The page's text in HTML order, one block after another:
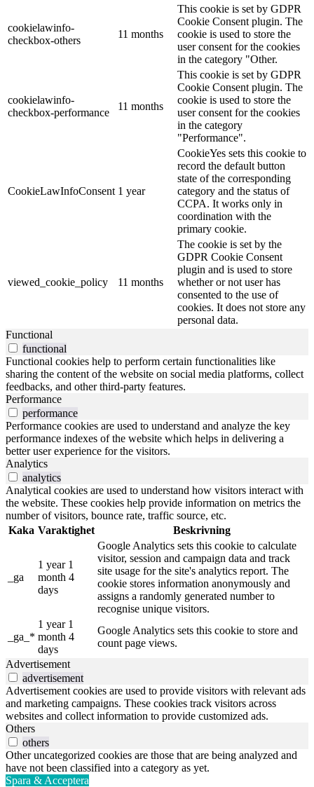
cookielawinfo-
checkbox-others
11 months
This cookie is set by GDPR
Cookie Consent plugin. The
cookie is used to store the
user consent for the cookies
in the category "Other.
cookielawinfo-
checkbox-performance
11 months
This cookie is set by GDPR
Cookie Consent plugin. The
cookie is used to store the
user consent for the cookies
in the category
"Performance".
CookieLawInfoConsent 1 year
CookieYes sets this cookie to
record the default button
state of the corresponding
category and the status of
CCPA. It works only in
coordination with the
primary cookie.
viewed_cookie_policy 11 months
The cookie is set by the
GDPR Cookie Consent
plugin and is used to store
whether or not user has
consented to the use of
cookies. It does not store any
personal data.
Functional
functional
Functional cookies help to perform certain functionalities like
sharing the content of the website on social media platforms, collect
feedbacks, and other third-party features.
Performance
performance
Performance cookies are used to understand and analyze the key
performance indexes of the website which helps in delivering a
better user experience for the visitors.
Analytics
analytics
Analytical cookies are used to understand how visitors interact with
the website. These cookies help provide information on metrics the
number of visitors, bounce rate, traffic source, etc.
Kaka Varaktighet Beskrivning
_ga
1 year 1
month 4
days
Google Analytics sets this cookie to calculate
visitor, session and campaign data and track
site usage for the site's analytics report. The
cookie stores information anonymously and
assigns a randomly generated number to
recognise unique visitors.
_ga_*
1 year 1
month 4
days
Google Analytics sets this cookie to store and
count page views.
Advertisement
advertisement
Advertisement cookies are used to provide visitors with relevant ads
and marketing campaigns. These cookies track visitors across
websites and collect information to provide customized ads.
Others
others
Other uncategorized cookies are those that are being analyzed and
have not been classified into a category as yet.
Spara & Acceptera